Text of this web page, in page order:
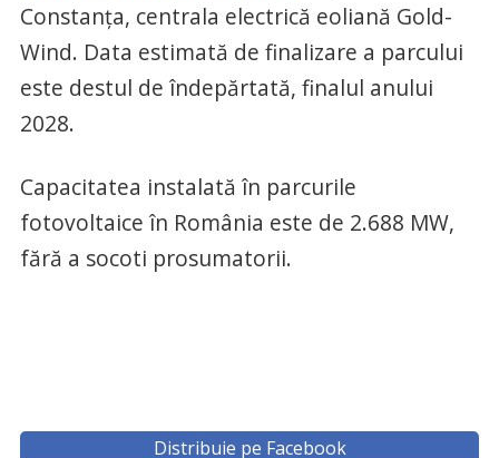
Constanța, centrala electrică eoliană Gold-
Wind. Data estimată de finalizare a parcului
este destul de îndepărtată, finalul anului
2028.
Capacitatea instalată în parcurile
fotovoltaice în România este de 2.688 MW,
fără a socoti prosumatorii.
Distribuie pe Facebook